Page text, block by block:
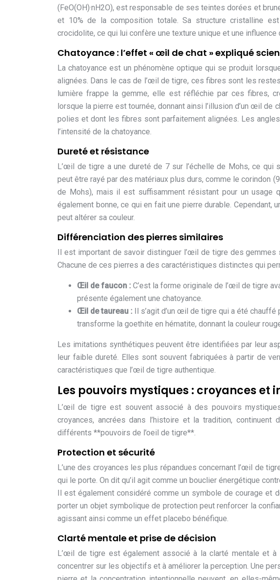
(FeO(OH)·nH2O), est responsable de ses teintes dorées et
et 10% de la composition totale. Sa structure cristalline
crocidolite, ce qui lui confère une texture unique et une influence
Chatoyance : l’effet « œil de chat » expliqué
La chatoyance est un phénomène optique qui se produit
alignées. Dans le cas de l’œil de tigre, ces fibres sont les
lumière frappe la gemme, elle est réfléchie par ces fibres,
lorsque la pierre est tournée, donnant ainsi l’illusion d’un œil
polies et dont les fibres sont parfaitement alignées. Les
l’intensité de la chatoyance.
Dureté et résistance
L’œil de tigre a une dureté de 7 sur l’échelle de Mohs, ce qui
peut être rayé par des matériaux plus durs, comme le corindon
de Mohs), mais il est suffisamment résistant pour un usage
également bonne, ce qui en fait une pierre durable.
peut altérer sa couleur.
Différenciation des pierres similaires
Il est important de savoir distinguer l’œil de tigre des
Chacune de ces pierres a des caractéristiques distinctes qui
Œil de faucon : C’est la forme originale de l’œil de tigre
présente également une chatoyance.
Œil de taureau : Il s’agit d’un œil de tigre qui a été
transforme la goethite en hématite, donnant la couleur
Les imitations synthétiques peuvent être identifiées par leur
leur faible dureté. Elles sont souvent fabriquées à partir de
caractéristiques que l’œil de tigre authentique.
Les pouvoirs mystiques : croyances et
L’œil de tigre est souvent associé à des pouvoirs
croyances, ancrées dans l’histoire et la tradition, continuent
différents **pouvoirs de l’oeil de tigre**.
Protection et sécurité
L’une des croyances les plus répandues concernant l’œil de
qui le porte. On dit qu’il agit comme un bouclier énergétique
Il est également considéré comme un symbole de courage et
porter un objet symbolique de protection peut renforcer la
agissant ainsi comme un effet placebo bénéfique.
Clarté mentale et prise de décision
L’œil de tigre est également associé à la clarté mentale et
concentrer sur les objectifs et à améliorer la perception. Une